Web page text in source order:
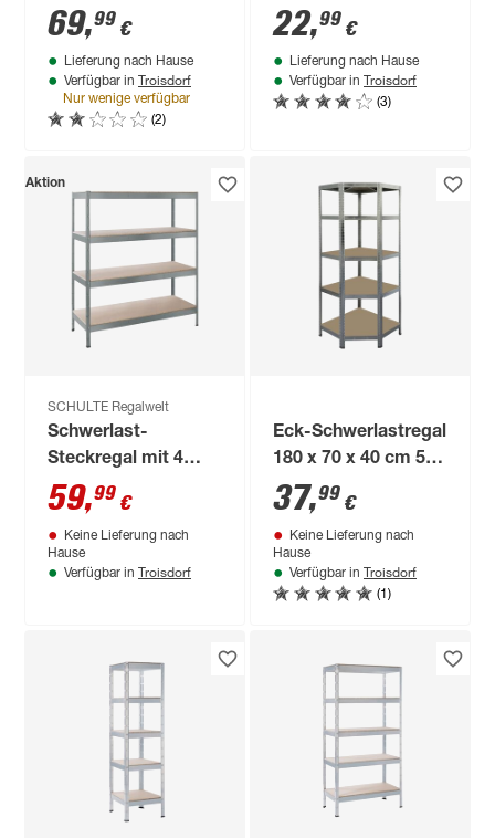
à 85 kg
69,99 €
Lieferung nach Hause
Verfügbar in Troisdorf
Nur wenige verfügbar
(2)
170 x 80 x 30 cm
22,99 €
Lieferung nach Hause
Verfügbar in Troisdorf
(3)
Aktion
SCHULTE Regalwelt
Schwerlast-
Steckregal mit 4
Böden à 250 kg
Traglast, verzinkt
180 x 160 x 60 cm
59,99 €
Keine Lieferung nach
Hause
Verfügbar in Troisdorf
Eck-Schwerlastregal
180 x 70 x 40 cm 5
Böden à 175 kg
37,99 €
Keine Lieferung nach
Hause
Verfügbar in Troisdorf
(1)